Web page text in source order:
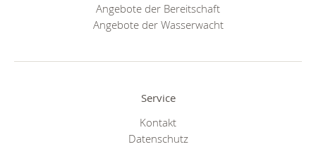
Angebote der Bereitschaft
Angebote der Wasserwacht
Service
Kontakt
Datenschutz